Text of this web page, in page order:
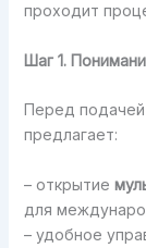
проходит
Шаг 1.
Перед подачей
предлагает:
– открытие
для
– удобное